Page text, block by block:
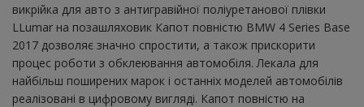
викрійка для авто з антигравійної поліуретанової плівки
LLumar на позашляховик Капот повністю BMW 4 Series Base
2017 дозволяє значно спростити, а також прискорити
процес роботи з обклеювання автомобіля. Лекала для
найбільш поширених марок і останніх моделей автомобілів
реалізовані в цифровому вигляді. Капот повністю на